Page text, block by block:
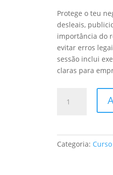
Protege o teu
desleais,
importância do
evitar erros
sessão inclui
claras para
Categoria: Curso